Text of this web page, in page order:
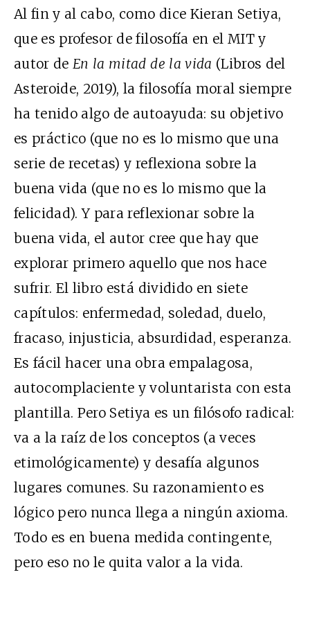
Al fin y al cabo, como dice Kieran Setiya,
que es profesor de filosofía en el MIT y
autor deEn la mitad de la vida (Libros del
Asteroide, 2019), la filosofía moral siempre
ha tenido algo de autoayuda: su objetivo
es práctico (que no es lo mismo que una
serie de recetas) y reflexiona sobre la
buena vida (que no es lo mismo que la
felicidad). Y para reflexionar sobre la
buena vida, el autor cree que hay que
explorar primero aquello que nos hace
sufrir. El libro está dividido en siete
capítulos: enfermedad, soledad, duelo,
fracaso, injusticia, absurdidad, esperanza.
Es fácil hacer una obra empalagosa,
autocomplaciente y voluntarista con esta
plantilla. Pero Setiya es un filósofo radical:
va a la raíz de los conceptos (a veces
etimológicamente) y desafía algunos
lugares comunes. Su razonamiento es
lógico pero nunca llega a ningún axioma.
Todo es en buena medida contingente,
pero eso no le quita valor a la vida.